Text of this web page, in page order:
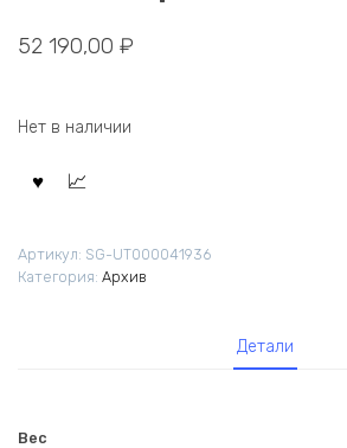
52 190,00 ₽
Нет в наличии
Артикул: SG-UT000041936
Категория: Архив
Детали
Вес